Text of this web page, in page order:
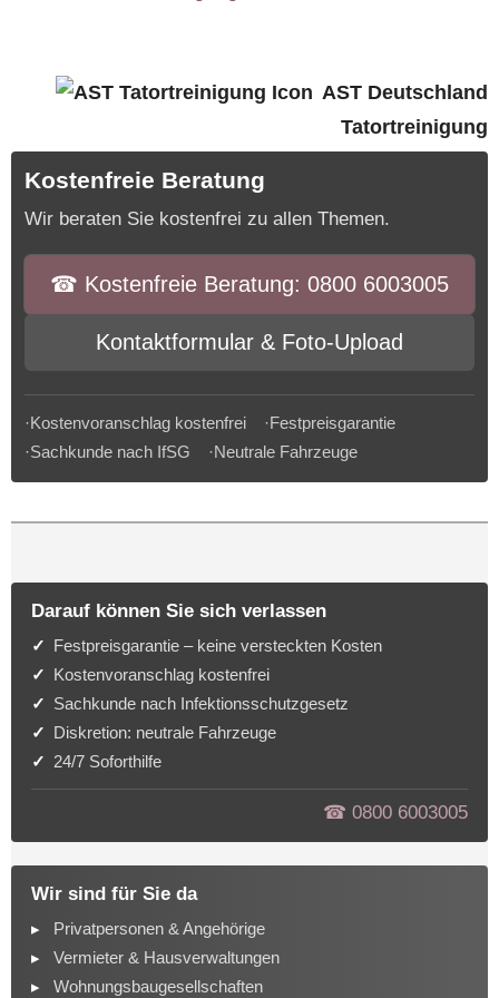
AST Deutschland
Tatortreinigung
Kostenfreie Beratung
Wir beraten Sie kostenfrei zu allen Themen.
☎︎ Kostenfreie Beratung: 0800 6003005
Kontaktformular & Foto-Upload
·Kostenvoranschlag kostenfrei ·Festpreisgarantie
·Sachkunde nach IfSG ·Neutrale Fahrzeuge
Darauf können Sie sich verlassen
Festpreisgarantie – keine versteckten Kosten
Kostenvoranschlag kostenfrei
Sachkunde nach Infektionsschutzgesetz
Diskretion: neutrale Fahrzeuge
24/7 Soforthilfe
☎︎ 0800 6003005
Wir sind für Sie da
Privatpersonen & Angehörige
Vermieter & Hausverwaltungen
Wohnungsbaugesellschaften